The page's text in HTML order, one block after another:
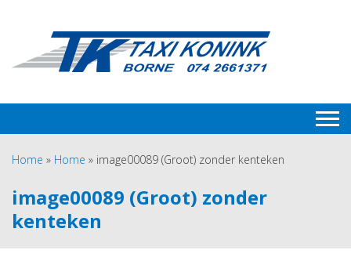
Home » Home » image00089 (Groot) zonder kenteken
image00089 (Groot) zonder
kenteken